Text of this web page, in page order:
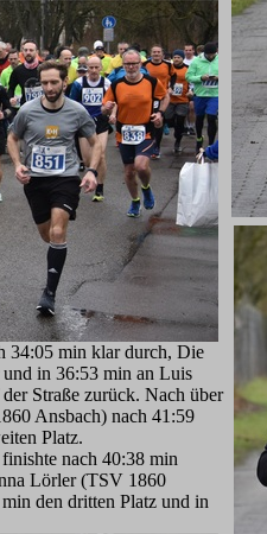
34:05 min klar durch, Die
und in 36:53 min an Luis
Straße zurück. Nach über
Ansbach) nach 41:59
Platz.
nach 40:38 min
Lörler (TSV 1860
den dritten Platz und in